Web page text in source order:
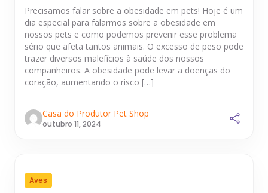
Precisamos falar sobre a obesidade em pets! Hoje é um
dia especial para falarmos sobre a obesidade em
nossos pets e como podemos prevenir esse problema
sério que afeta tantos animais. O excesso de peso pode
trazer diversos malefícios à saúde dos nossos
companheiros. A obesidade pode levar a doenças do
coração, aumentando o risco […]
Casa do Produtor Pet Shop
outubro 11, 2024
Aves